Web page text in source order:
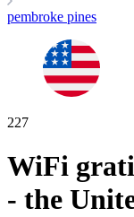
pembroke pines
227
WiFi
- the